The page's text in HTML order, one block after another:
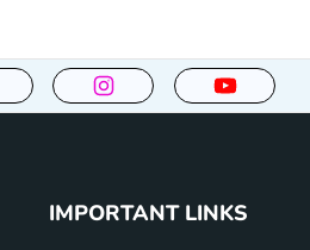
IMPORTANT LINKS